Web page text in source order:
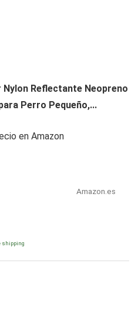
Nylon Reflectante Neopreno
Perro Pequeño,...
en Amazon
Amazon.es
shipping